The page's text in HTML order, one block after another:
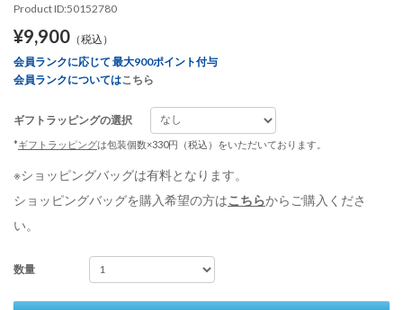
Product ID:50152780
¥9,900 （税込）
会員ランクに応じて 最大900ポイント付与
会員ランクについてはこちら
ギフトラッピングの選択
*ギフトラッピングは包装個数×330円（税込）をいただいております。
※ショッピングバッグは有料となります。
ショッピングバッグを購入希望の方はこちらからご購入くださ
い。
数量